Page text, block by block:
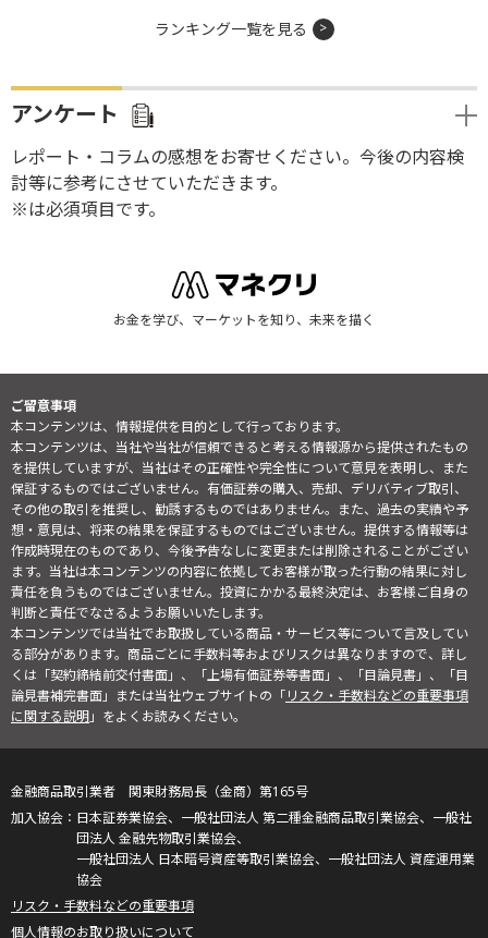
ランキング一覧を見る
アンケート
レポート・コラムの感想をお寄せください。今後の内容検
討等に参考にさせていただきます。
※は必須項目です。
お金を学び、マーケットを知り、未来を描く
ご留意事項
本コンテンツは、情報提供を目的として行っております。
本コンテンツは、当社や当社が信頼できると考える情報源から提供されたもの
を提供していますが、当社はその正確性や完全性について意見を表明し、また
保証するものではございません。有価証券の購入、売却、デリバティブ取引、
その他の取引を推奨し、勧誘するものではありません。また、過去の実績や予
想・意見は、将来の結果を保証するものではございません。提供する情報等は
作成時現在のものであり、今後予告なしに変更または削除されることがござい
ます。当社は本コンテンツの内容に依拠してお客様が取った行動の結果に対し
責任を負うものではございません。投資にかかる最終決定は、お客様ご自身の
判断と責任でなさるようお願いいたします。
本コンテンツでは当社でお取扱している商品・サービス等について言及してい
る部分があります。商品ごとに手数料等およびリスクは異なりますので、詳し
くは「契約締結前交付書面」、「上場有価証券等書面」、「目論見書」、「目
論見書補完書面」または当社ウェブサイトの「リスク・手数料などの重要事項
に関する説明」をよくお読みください。
金融商品取引業者 関東財務局長（金商）第165号
日本証券業協会、一般社団法人 第二種金融商品取引業協会、一般社
団法人 金融先物取引業協会、
一般社団法人 日本暗号資産等取引業協会、一般社団法人 資産運用業
協会
リスク・手数料などの重要事項
個人情報のお取り扱いについて